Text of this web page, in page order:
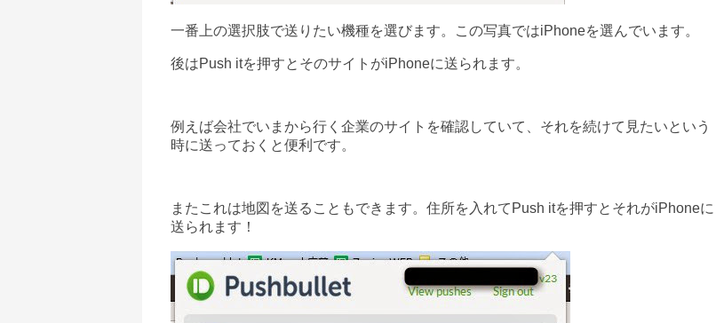
一番上の選択肢で送りたい機種を選びます。この写真ではiPhoneを選んでいます。
後はPush itを押すとそのサイトがiPhoneに送られます。
例えば会社でいまから行く企業のサイトを確認していて、それを続けて見たいという
時に送っておくと便利です。
またこれは地図を送ることもできます。住所を入れてPush itを押すとそれがiPhoneに
送られます！